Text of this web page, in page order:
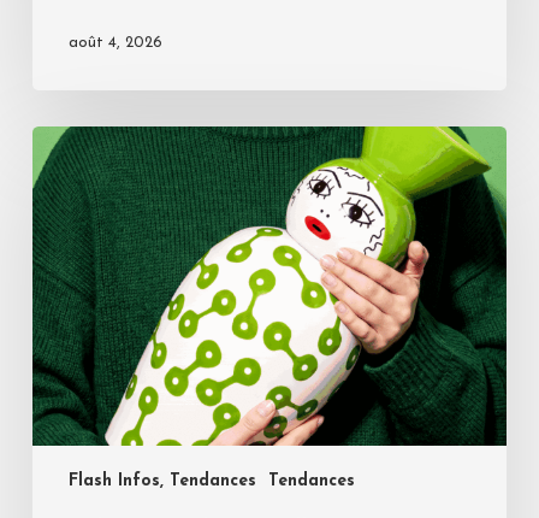
août 4, 2026
Flash Infos, Tendances Tendances